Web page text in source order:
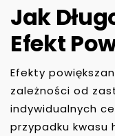
Jak
Efekt
Efekty
zależności od
indywidualnych
przypadku